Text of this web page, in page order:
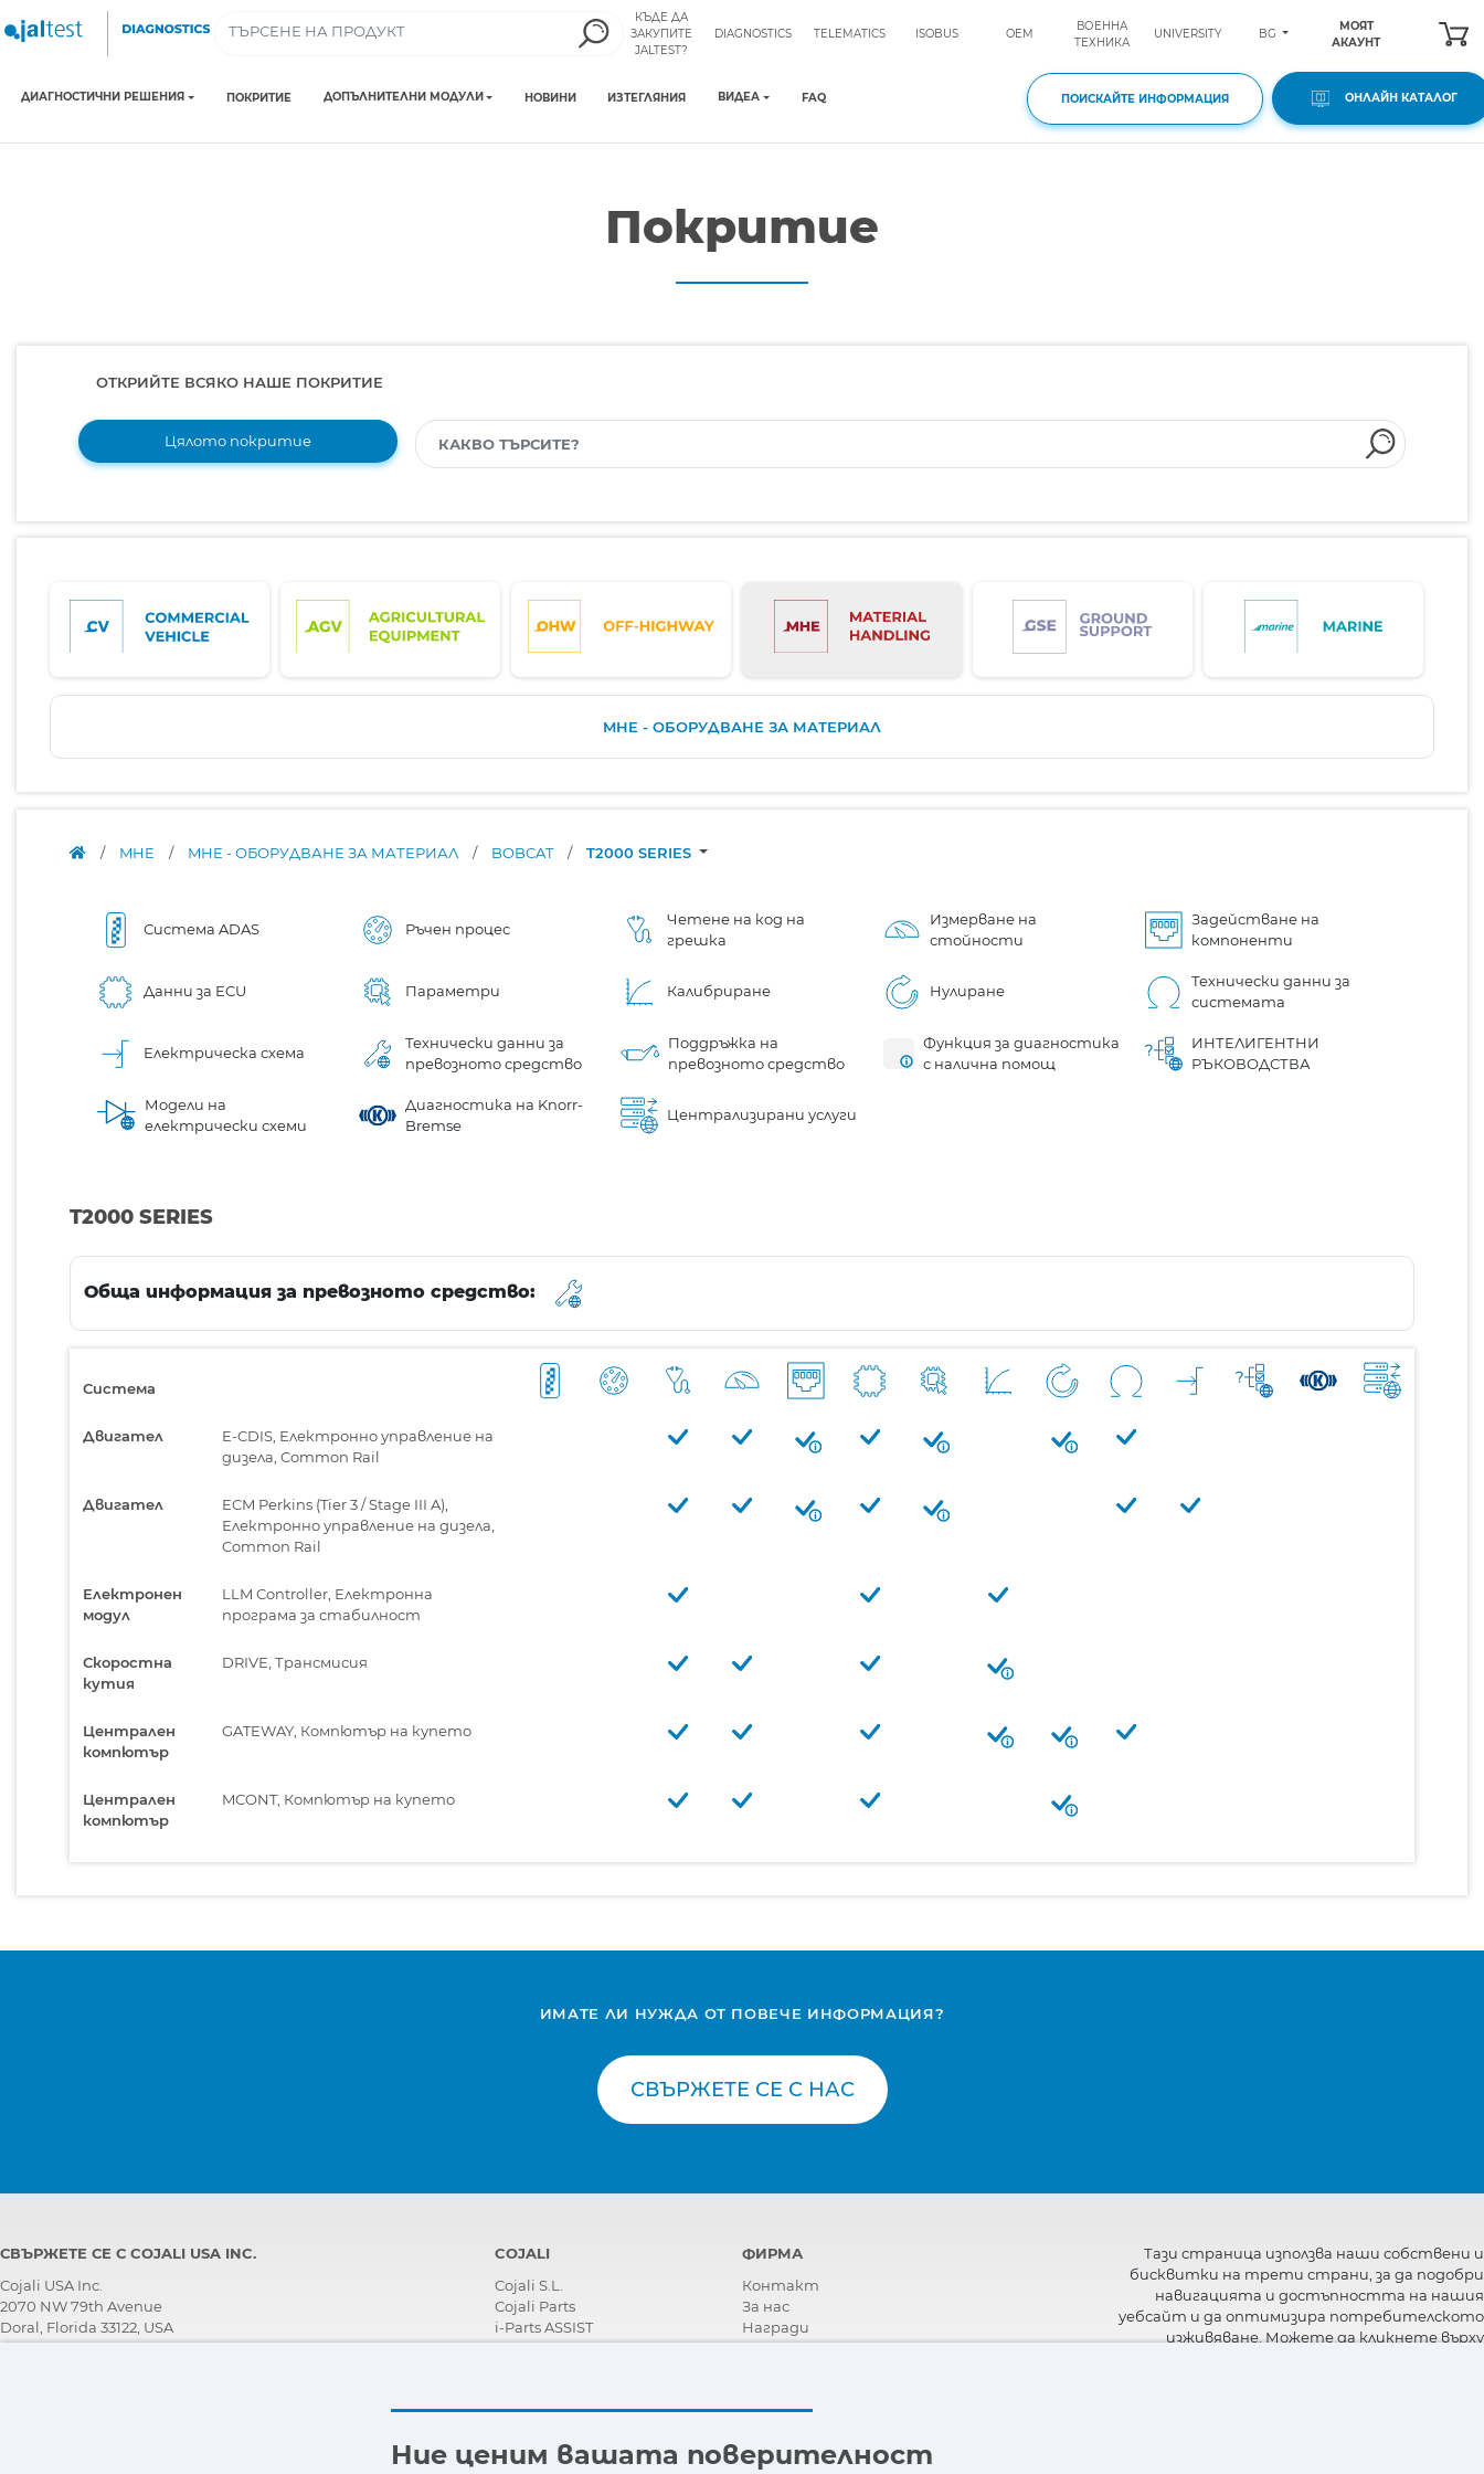
КЪДЕ ДА
ЗАКУПИТЕ
JALTEST?
DIAGNOSTICS TELEMATICS ISOBUS OEM
ВОЕННА
ТЕХНИКА
UNIVERSITY BG
МОЯТ
АКАУНТ
ДИАГНОСТИЧНИ РЕШЕНИЯ ПОКРИТИЕ ДОПЪЛНИТЕЛНИ МОДУЛИ НОВИНИ ИЗТЕГЛЯНИЯ ВИДЕА FAQ ПОИСКАЙТЕ ИНФОРМАЦИЯ ОНЛАЙН КАТАЛОГ
Покритие
ОТКРИЙТЕ ВСЯКО НАШЕ ПОКРИТИЕ
Цялото покритие
MHE - ОБОРУДВАНЕ ЗА МАТЕРИАЛ
/ MHE / MHE - ОБОРУДВАНЕ ЗА МАТЕРИАЛ / BOBCAT / T2000 SERIES
Система ADAS Ръчен процес
Четене на код на
грешка
Измерване на
стойности
Задействане на
компоненти
Данни за ECU Параметри Калибриране Нулиране
Технически данни за
системата
Електрическа схема
Технически данни за
превозното средство
Поддръжка на
превозното средство
Функция за диагностика
с налична помощ
ИНТЕЛИГЕНТНИ
РЪКОВОДСТВА
Модели на
електрически схеми
Диагностика на Knorr-
Bremse
Централизирани услуги
T2000 SERIES
Обща информация за превозното средство:
Система
Двигател
E-CDIS, Електронно управление на
дизела, Common Rail
Двигател
ECM Perkins (Tier 3 / Stage III A),
Електронно управление на дизела,
Common Rail
Електронен
модул
LLM Controller, Електронна
програма за стабилност
Скоростна
кутия
DRIVE, Трансмисия
Централен
компютър
GATEWAY, Компютър на купето
Централен
компютър
MCONT, Компютър на купето
ИМАТЕ ЛИ НУЖДА ОТ ПОВЕЧЕ ИНФОРМАЦИЯ?
СВЪРЖЕТЕ СЕ С НАС
СВЪРЖЕТЕ СЕ С COJALI USA INC.
Cojali USA Inc.
2070 NW 79th Avenue
Doral, Florida 33122, USA
COJALI
Cojali S.L.
Cojali Parts
i-Parts ASSIST
ФИРМА
Контакт
За нас
Награди
Сертификати
Станете дистрибутор
Видеа
Тази страница използва наши собствени и
бисквитки на трети страни, за да подобри
навигацията и достъпността на нашия
уебсайт и да оптимизира потребителското
изживяване. Можете да кликнете върху
Ние ценим вашата поверителност